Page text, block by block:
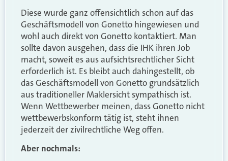
Diese wurde ganz offensichtlich schon auf das
Geschäftsmodell von Gonetto hingewiesen und
wohl auch direkt von Gonetto kontaktiert. Man
sollte davon ausgehen, dass die IHK ihren Job
macht, soweit es aus aufsichtsrechtlicher Sicht
erforderlich ist. Es bleibt auch dahingestellt, ob
das Geschäftsmodell von Gonetto grundsätzlich
aus traditioneller Maklersicht sympathisch ist.
Wenn Wettbewerber meinen, dass Gonetto nicht
wettbewerbskonform tätig ist, steht ihnen
jederzeit der zivilrechtliche Weg offen.
Aber nochmals: